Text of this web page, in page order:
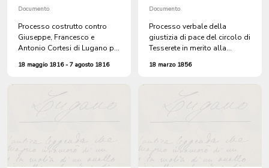
Documento
Processo costrutto contro
Giuseppe, Francesco e
Antonio Cortesi di Lugano per
nei confronti di Giuseppe
18 maggio 1816 - 7 agosto 1816
Documento
Processo verbale della
giustizia di pace del circolo di
Tesserete in merito alla
Lepori di Sala per il furto di
cascina al monte di Scis
18 marzo 1856